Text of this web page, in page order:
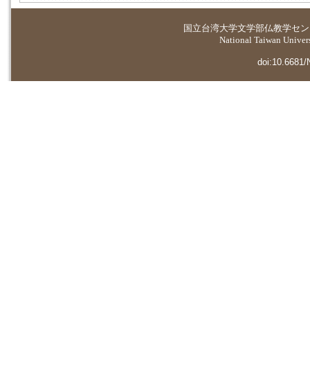
国立台湾大学文学部仏教学セ
National Taiwan
doi:10.6681/